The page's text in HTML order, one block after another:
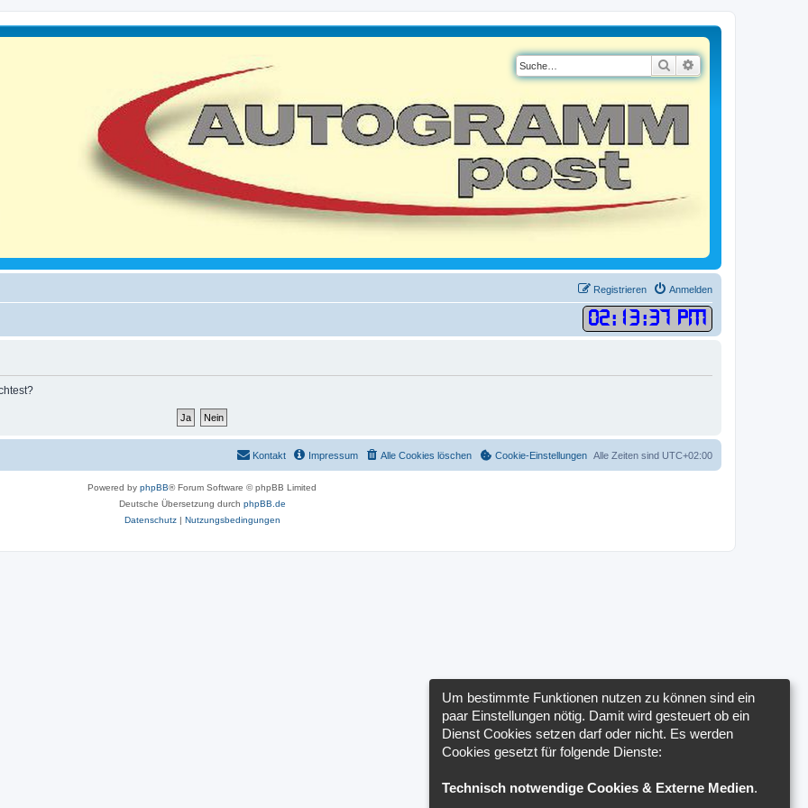
Suche
Anmelden
Registrieren
02: 13:37 PM
Alle Zeiten sind UTC+02:00
Cookie-Einstellungen
Alle Cookies löschen
Impressum
Kontakt
Powered by phpBB® Forum Software © phpBB Limited
Deutsche Übersetzung durch phpBB.de
Datenschutz| Nutzungsbedingungen
Um bestimmte Funktionen nutzen zu können sind ein
paar Einstellungen nötig. Damit wird gesteuert ob ein
Dienst Cookies setzen darf oder nicht. Es werden
Cookies gesetzt für folgende Dienste:
Technisch notwendige Cookies & Externe Medien.